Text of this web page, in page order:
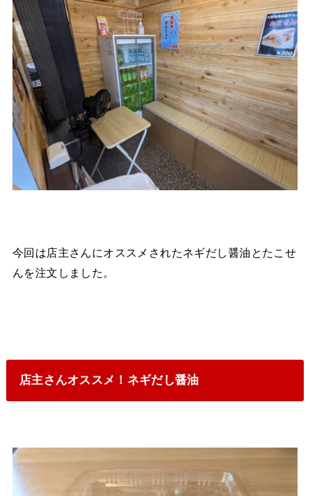
今回は店主さんにオススメされたネギだし醤油とたこせ
んを注文しました。
店主さんオススメ！ネギだし醤油